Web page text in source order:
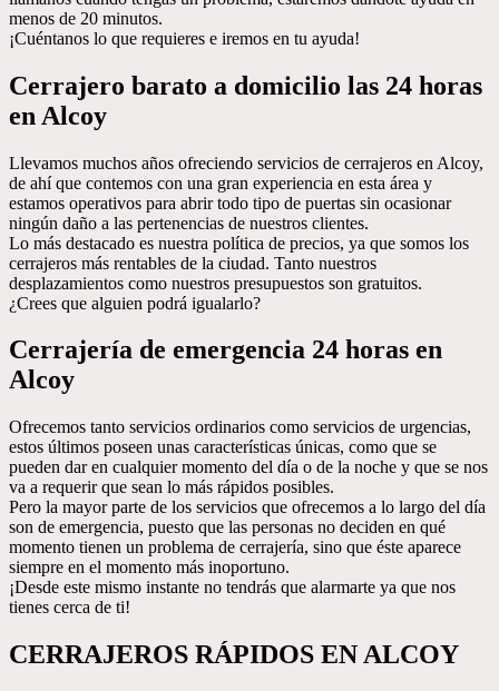
menos de 20 minutos.
¡Cuéntanos lo que requieres e iremos en tu ayuda!
Cerrajero barato a domicilio las 24 horas
en Alcoy
Llevamos muchos años ofreciendo servicios de cerrajeros en Alcoy,
de ahí que contemos con una gran experiencia en esta área y
estamos operativos para abrir todo tipo de puertas sin ocasionar
ningún daño a las pertenencias de nuestros clientes.
Lo más destacado es nuestra política de precios, ya que somos los
cerrajeros más rentables de la ciudad. Tanto nuestros
desplazamientos como nuestros presupuestos son gratuitos.
¿Crees que alguien podrá igualarlo?
Cerrajería de emergencia 24 horas en
Alcoy
Ofrecemos tanto servicios ordinarios como servicios de urgencias,
estos últimos poseen unas características únicas, como que se
pueden dar en cualquier momento del día o de la noche y que se nos
va a requerir que sean lo más rápidos posibles.
Pero la mayor parte de los servicios que ofrecemos a lo largo del día
son de emergencia, puesto que las personas no deciden en qué
momento tienen un problema de cerrajería, sino que éste aparece
siempre en el momento más inoportuno.
¡Desde este mismo instante no tendrás que alarmarte ya que nos
tienes cerca de ti!
CERRAJEROS RÁPIDOS EN ALCOY